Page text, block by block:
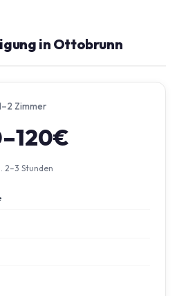
in Ottobrunn
Zimmer
2–3 Stunden